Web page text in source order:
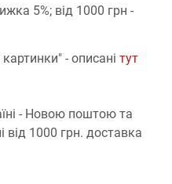
5%; від 1000 грн -
- описані тут
- Новою поштою та
від 1000 грн. доставка